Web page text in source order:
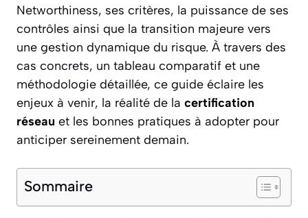
Networthiness, ses critères, la puissance de ses
contrôles ainsi que la transition majeure vers
une gestion dynamique du risque. À travers des
cas concrets, un tableau comparatif et une
méthodologie détaillée, ce guide éclaire les
enjeux à venir, la réalité de la certification
réseau et les bonnes pratiques à adopter pour
anticiper sereinement demain.
Sommaire